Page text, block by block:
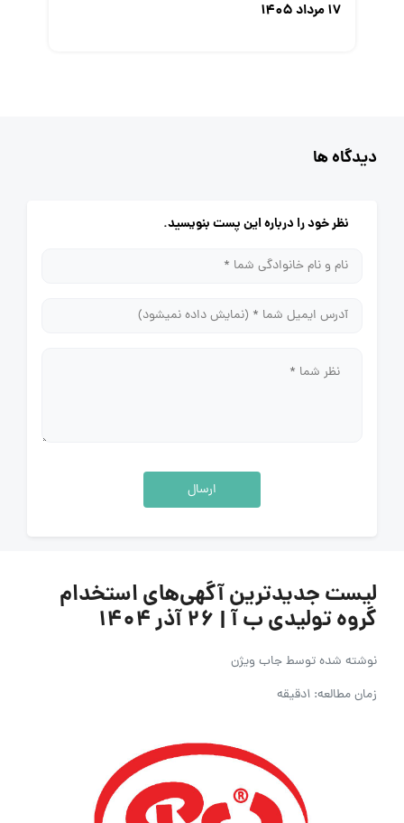
۱۷ مرداد ۱۴۰۵
دیدگاه ها
نظر خود را درباره این پست بنویسید.
ارسال
لیست جدیدترین آگهی‌های استخدام
گروه تولیدی ب آ | ۲۶ آذر ۱۴۰۴
نوشته شده توسطجاب ویژن
زمان مطالعه: 1دقیقه